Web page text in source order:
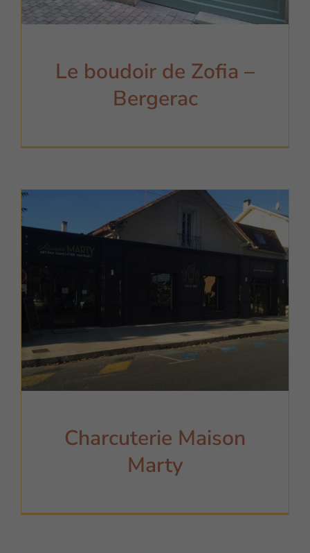
Le boudoir de Zofia –
Bergerac
Charcuterie Maison
Marty